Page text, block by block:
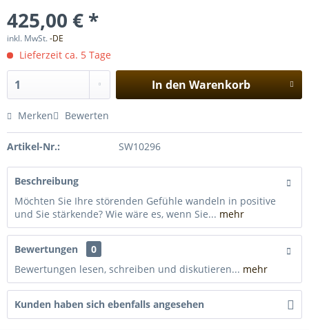
425,00 € *
inkl. MwSt.-DE
Lieferzeit ca. 5 Tage
In den Warenkorb
Merken Bewerten
Artikel-Nr.: SW10296
Beschreibung
Möchten Sie Ihre störenden Gefühle wandeln in positive
und Sie stärkende? Wie wäre es, wenn Sie... mehr
Bewertungen
0
Bewertungen lesen, schreiben und diskutieren... mehr
Kunden haben sich ebenfalls angesehen